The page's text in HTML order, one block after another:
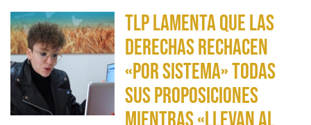
TLP lamenta que las
derechas rechacen
«por sistema» todas
sus proposiciones